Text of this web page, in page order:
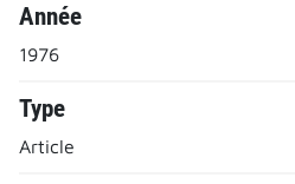
Année
1976
Type
Article